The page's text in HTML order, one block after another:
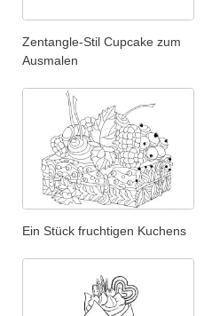
Zentangle-Stil Cupcake zum
Ausmalen
Ein Stück fruchtigen Kuchens